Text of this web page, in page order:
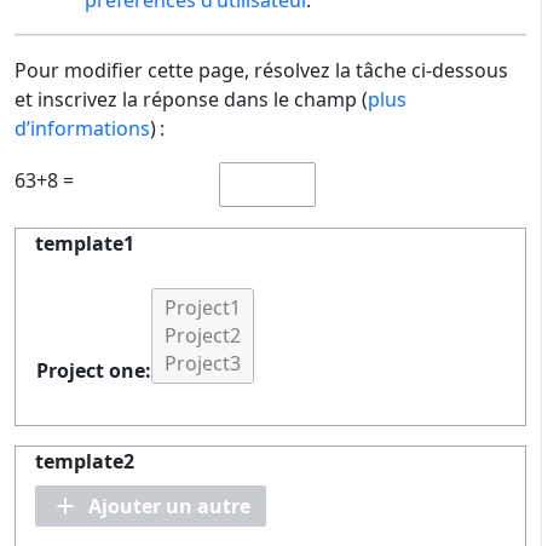
Pour modifier cette page, résolvez la tâche ci-dessous
et inscrivez la réponse dans le champ (plus
d’informations) :
63+8 =
template1
Project one:
template2
Ajouter un autre